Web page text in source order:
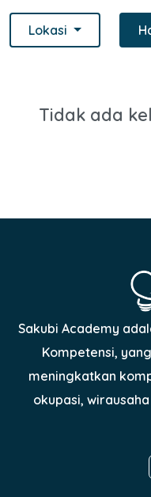
Lokasi
Tidak ada
Sakubi Academy
Kompetensi,
meningkatkan
okupasi,